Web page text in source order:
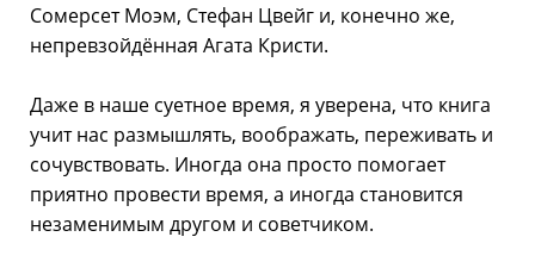
Сомерсет Моэм, Стефан Цвейг и, конечно же,
непревзойдённая Агата Кристи.
Даже в наше суетное время, я уверена, что книга
учит нас размышлять, воображать, переживать и
сочувствовать. Иногда она просто помогает
приятно провести время, а иногда становится
незаменимым другом и советчиком.